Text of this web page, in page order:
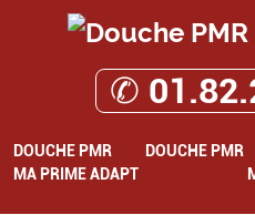
✆
DOUCHE PMR DOUCHE PMR
MA PRIME ADAPT